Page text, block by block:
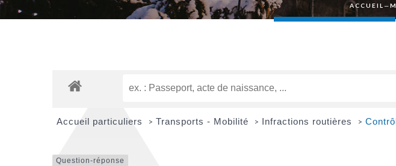
ACCUEIL —
Accueil particuliers > Transports - Mobilité > Infractions routières >
Question-réponse